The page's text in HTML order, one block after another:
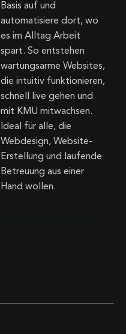
Basis auf und
automatisiere dort, wo
es im Alltag Arbeit
spart. So entstehen
wartungsarme Websites,
die intuitiv funktionieren,
schnell live gehen und
mit KMU mitwachsen.
Ideal für alle, die
Webdesign, Website-
Erstellung und laufende
Betreuung aus einer
Hand wollen.